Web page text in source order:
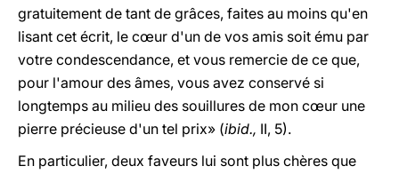
gratuitement de tant de grâces, faites au moins qu'en
lisant cet écrit, le cœur d'un de vos amis soit ému par
votre condescendance, et vous remercie de ce que,
pour l'amour des âmes, vous avez conservé si
longtemps au milieu des souillures de mon cœur une
pierre précieuse d'un tel prix» (ibid., II, 5).
En particulier, deux faveurs lui sont plus chères que